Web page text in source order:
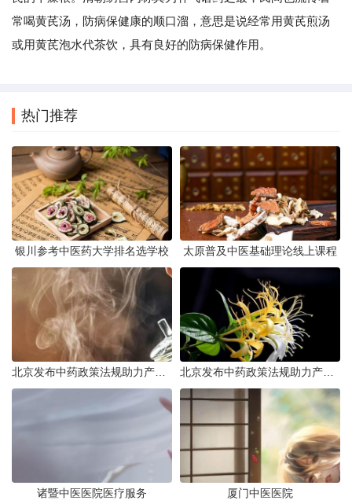
常喝黄芪汤，防病保健康的顺口溜，意思是说经常用黄芪煎汤
或用黄芪泡水代茶饮，具有良好的防病保健作用。
热门推荐
银川参考中医药大学排名选学校 太原普及中医基础理论线上课程
诸暨中医医院医疗服务 厦门中医医院